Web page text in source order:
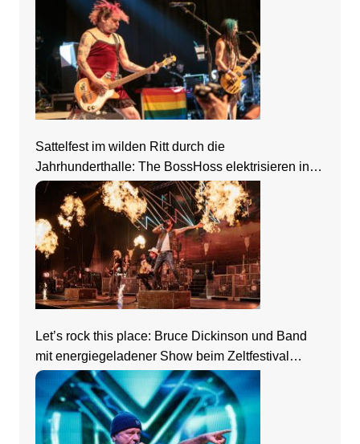
Sattelfest im wilden Ritt durch die
Jahrhunderthalle: The BossHoss elektrisieren in
Frankfurt
Let’s rock this place: Bruce Dickinson und Band
mit energiegeladener Show beim Zeltfestival
Rhein-Neckar